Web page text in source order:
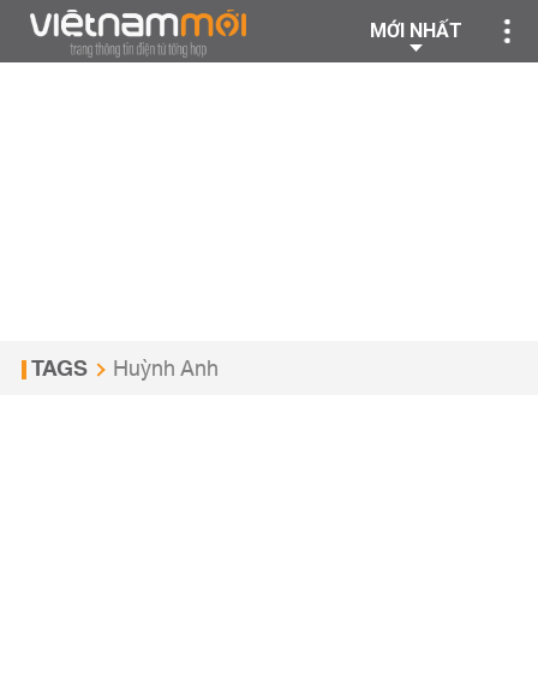
MỚI NHẤT
TAGS Huỳnh Anh